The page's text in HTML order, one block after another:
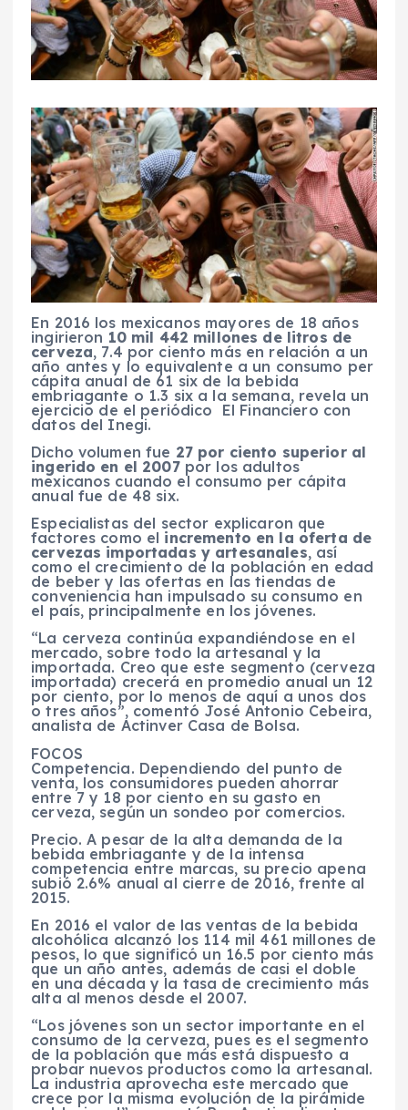
En 2016 los mexicanos mayores de 18 años
ingirieron 10 mil 442 millones de litros de
cerveza, 7.4 por ciento más en relación a un
año antes y lo equivalente a un consumo per
cápita anual de 61 six de la bebida
embriagante o 1.3 six a la semana, revela un
ejercicio de el periódico El Financiero con
datos del Inegi.
Dicho volumen fue 27 por ciento superior al
ingerido en el 2007por los adultos
mexicanos cuando el consumo per cápita
anual fue de 48 six.
Especialistas del sector explicaron que
factores como el incremento en la oferta de
cervezas importadas y artesanales, así
como el crecimiento de la población en edad
de beber y las ofertas en las tiendas de
conveniencia han impulsado su consumo en
el país, principalmente en los jóvenes.
“La cerveza continúa expandiéndose en el
mercado, sobre todo la artesanal y la
importada. Creo que este segmento (cerveza
importada) crecerá en promedio anual un 12
por ciento, por lo menos de aquí a unos dos
o tres años”, comentó José Antonio Cebeira,
analista de Actinver Casa de Bolsa.
FOCOS
Competencia. Dependiendo del punto de
venta, los consumidores pueden ahorrar
entre 7 y 18 por ciento en su gasto en
cerveza, según un sondeo por comercios.
Precio. A pesar de la alta demanda de la
bebida embriagante y de la intensa
competencia entre marcas, su precio apena
subió 2.6% anual al cierre de 2016, frente al
2015.
En 2016 el valor de las ventas de la bebida
alcohólica alcanzó los 114 mil 461 millones de
pesos, lo que significó un 16.5 por ciento más
que un año antes, además de casi el doble
en una década y la tasa de crecimiento más
alta al menos desde el 2007.
“Los jóvenes son un sector importante en el
consumo de la cerveza, pues es el segmento
de la población que más está dispuesto a
probar nuevos productos como la artesanal.
La industria aprovecha este mercado que
crece por la misma evolución de la pirámide